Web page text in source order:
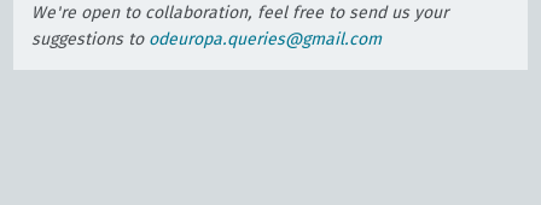
We're open to collaboration, feel free to send us your
suggestions to odeuropa.queries@gmail.com